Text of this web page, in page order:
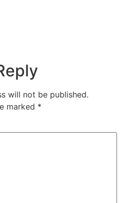
will not be published.
marked *